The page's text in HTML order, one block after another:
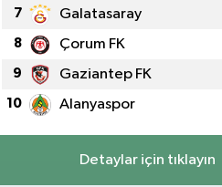
7 Galatasaray
8 Çorum FK
9 Gaziantep FK
10 Alanyaspor
Detaylar için tıklayın